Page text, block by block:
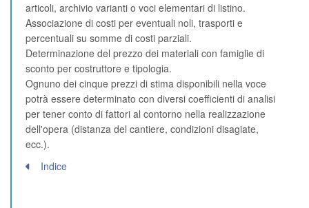
articoli, archivio varianti o voci elementari di listino.
Associazione di costi per eventuali noli, trasporti e
percentuali su somme di costi parziali.
Determinazione del prezzo dei materiali con famiglie di
sconto per costruttore e tipologia.
Ognuno dei cinque prezzi di stima disponibili nella voce
potrà essere determinato con diversi coefficienti di analisi
per tener conto di fattori al contorno nella realizzazione
dell'opera (distanza del cantiere, condizioni disagiate,
ecc.).
Indice